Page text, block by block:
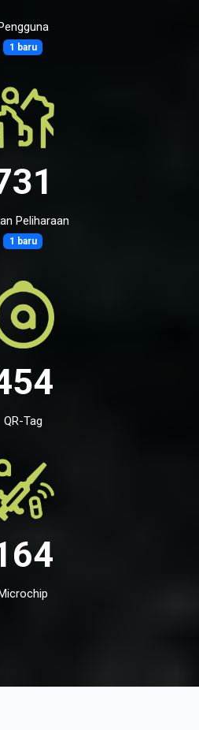
1 baru
Peliharaan
1 baru
QR-Tag